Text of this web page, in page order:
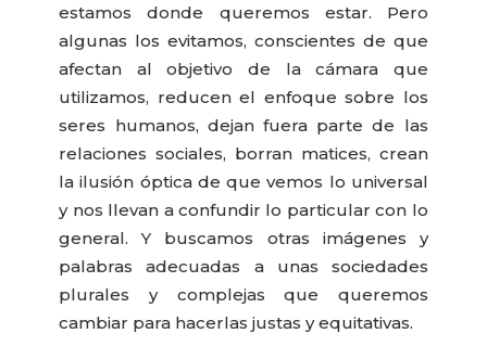
estamos donde queremos estar. Pero
algunas los evitamos, conscientes de que
afectan al objetivo de la cámara que
utilizamos, reducen el enfoque sobre los
seres humanos, dejan fuera parte de las
relaciones sociales, borran matices, crean
la ilusión óptica de que vemos lo universal
y nos llevan a confundir lo particular con lo
general. Y buscamos otras imágenes y
palabras adecuadas a unas sociedades
plurales y complejas que queremos
cambiar para hacerlas justas y equitativas.